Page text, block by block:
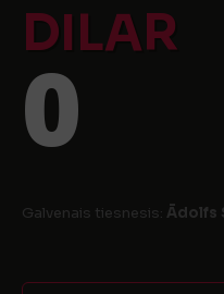
DILAR
0
Galvenais tiesnesis: Ādolfs